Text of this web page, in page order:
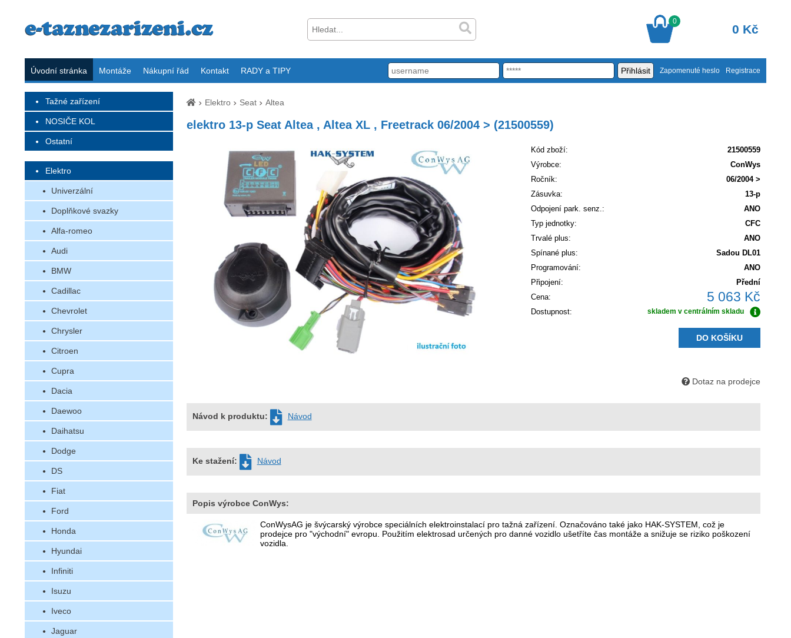
0
0 Kč
Úvodní stránka Montáže Nákupní řád Kontakt RADY a TIPY Zapomenuté heslo Registrace
Tažné zařízení
NOSIČE KOL
Ostatní
Elektro
Univerzální
Doplňkové svazky
Alfa-romeo
Audi
BMW
Cadillac
Chevrolet
Chrysler
Citroen
Cupra
Dacia
Daewoo
Daihatsu
Dodge
DS
Fiat
Ford
Honda
Hyundai
Infiniti
Isuzu
Iveco
Jaguar
Elektro Seat Altea
elektro 13-p Seat Altea , Altea XL , Freetrack 06/2004 > (21500559)
Kód zboží:
21500559
Výrobce:
ConWys
Ročník:
06/2004 >
Zásuvka:
13-p
Odpojení park. senz.:
ANO
Typ jednotky:
CFC
Trvalé plus:
ANO
Spínané plus:
Sadou DL01
Programování:
ANO
Připojení:
Přední
Cena:
5 063 Kč
Dostupnost: skladem v centrálním skladu
DO KOŠÍKU
Dotaz na prodejce
Návod k produktu: Návod
Ke stažení: Návod
Popis výrobce ConWys:
ConWysAG je švýcarský výrobce speciálních elektroinstalací pro tažná zařízení. Označováno také jako HAK-SYSTEM, což je
prodejce pro "východní" evropu. Použitím elektrosad určených pro danné vozidlo ušetříte čas montáže a snižuje se riziko poškození
vozidla.